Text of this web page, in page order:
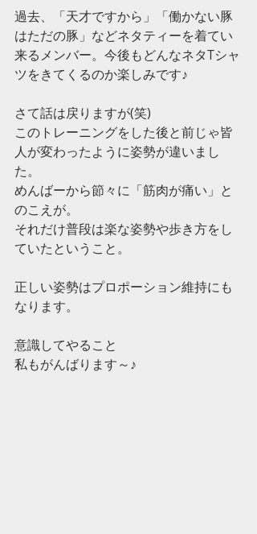
過去、「天才ですから」「働かない豚
はただの豚」などネタティーを着てい
来るメンバー。今後もどんなネタTシャ
ツをきてくるのか楽しみです♪
さて話は戻りますが(笑)
このトレーニングをした後と前じゃ皆
人が変わったように姿勢が違いまし
た。
めんばーから節々に「筋肉が痛い」と
のこえが。
それだけ普段は楽な姿勢や歩き方をし
ていたということ。
正しい姿勢はプロポーション維持にも
なります。
意識してやること
私もがんばります～♪